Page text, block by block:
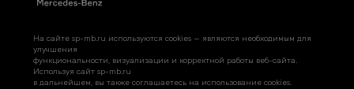
На сайте sp-mb.ru используются cookies — являются необходимым для
улучшения
функциональности, визуализации и корректной работы веб-сайта.
Используя сайт sp-mb.ru
в дальнейшем, вы также соглашаетесь на использование cookies.